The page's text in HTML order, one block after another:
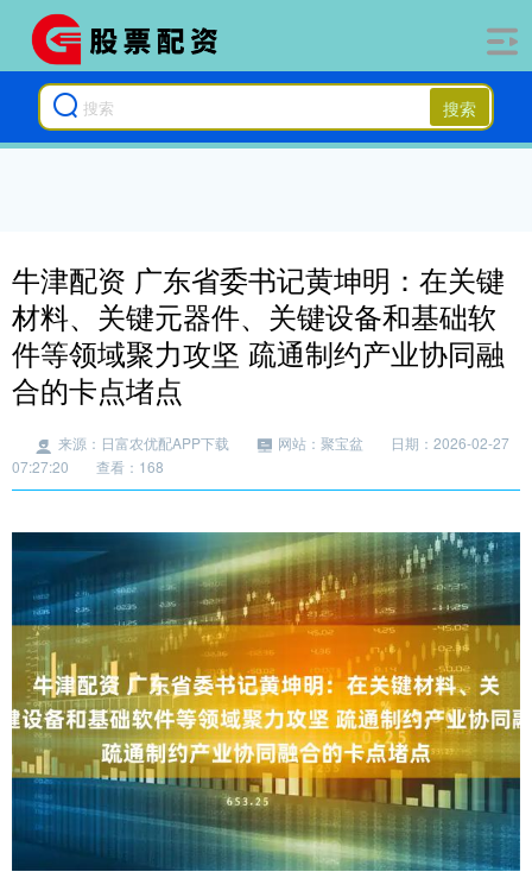
搜索
牛津配资 广东省委书记黄坤明：在关键
材料、关键元器件、关键设备和基础软
件等领域聚力攻坚 疏通制约产业协同融
合的卡点堵点
来源：日富农优配APP下载 网站：聚宝盆
日期：2026-02-27
07:27:20
查看：168